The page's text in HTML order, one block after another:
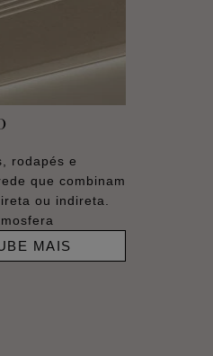
rodapés e
que combinam
ou indireta.
MAIS